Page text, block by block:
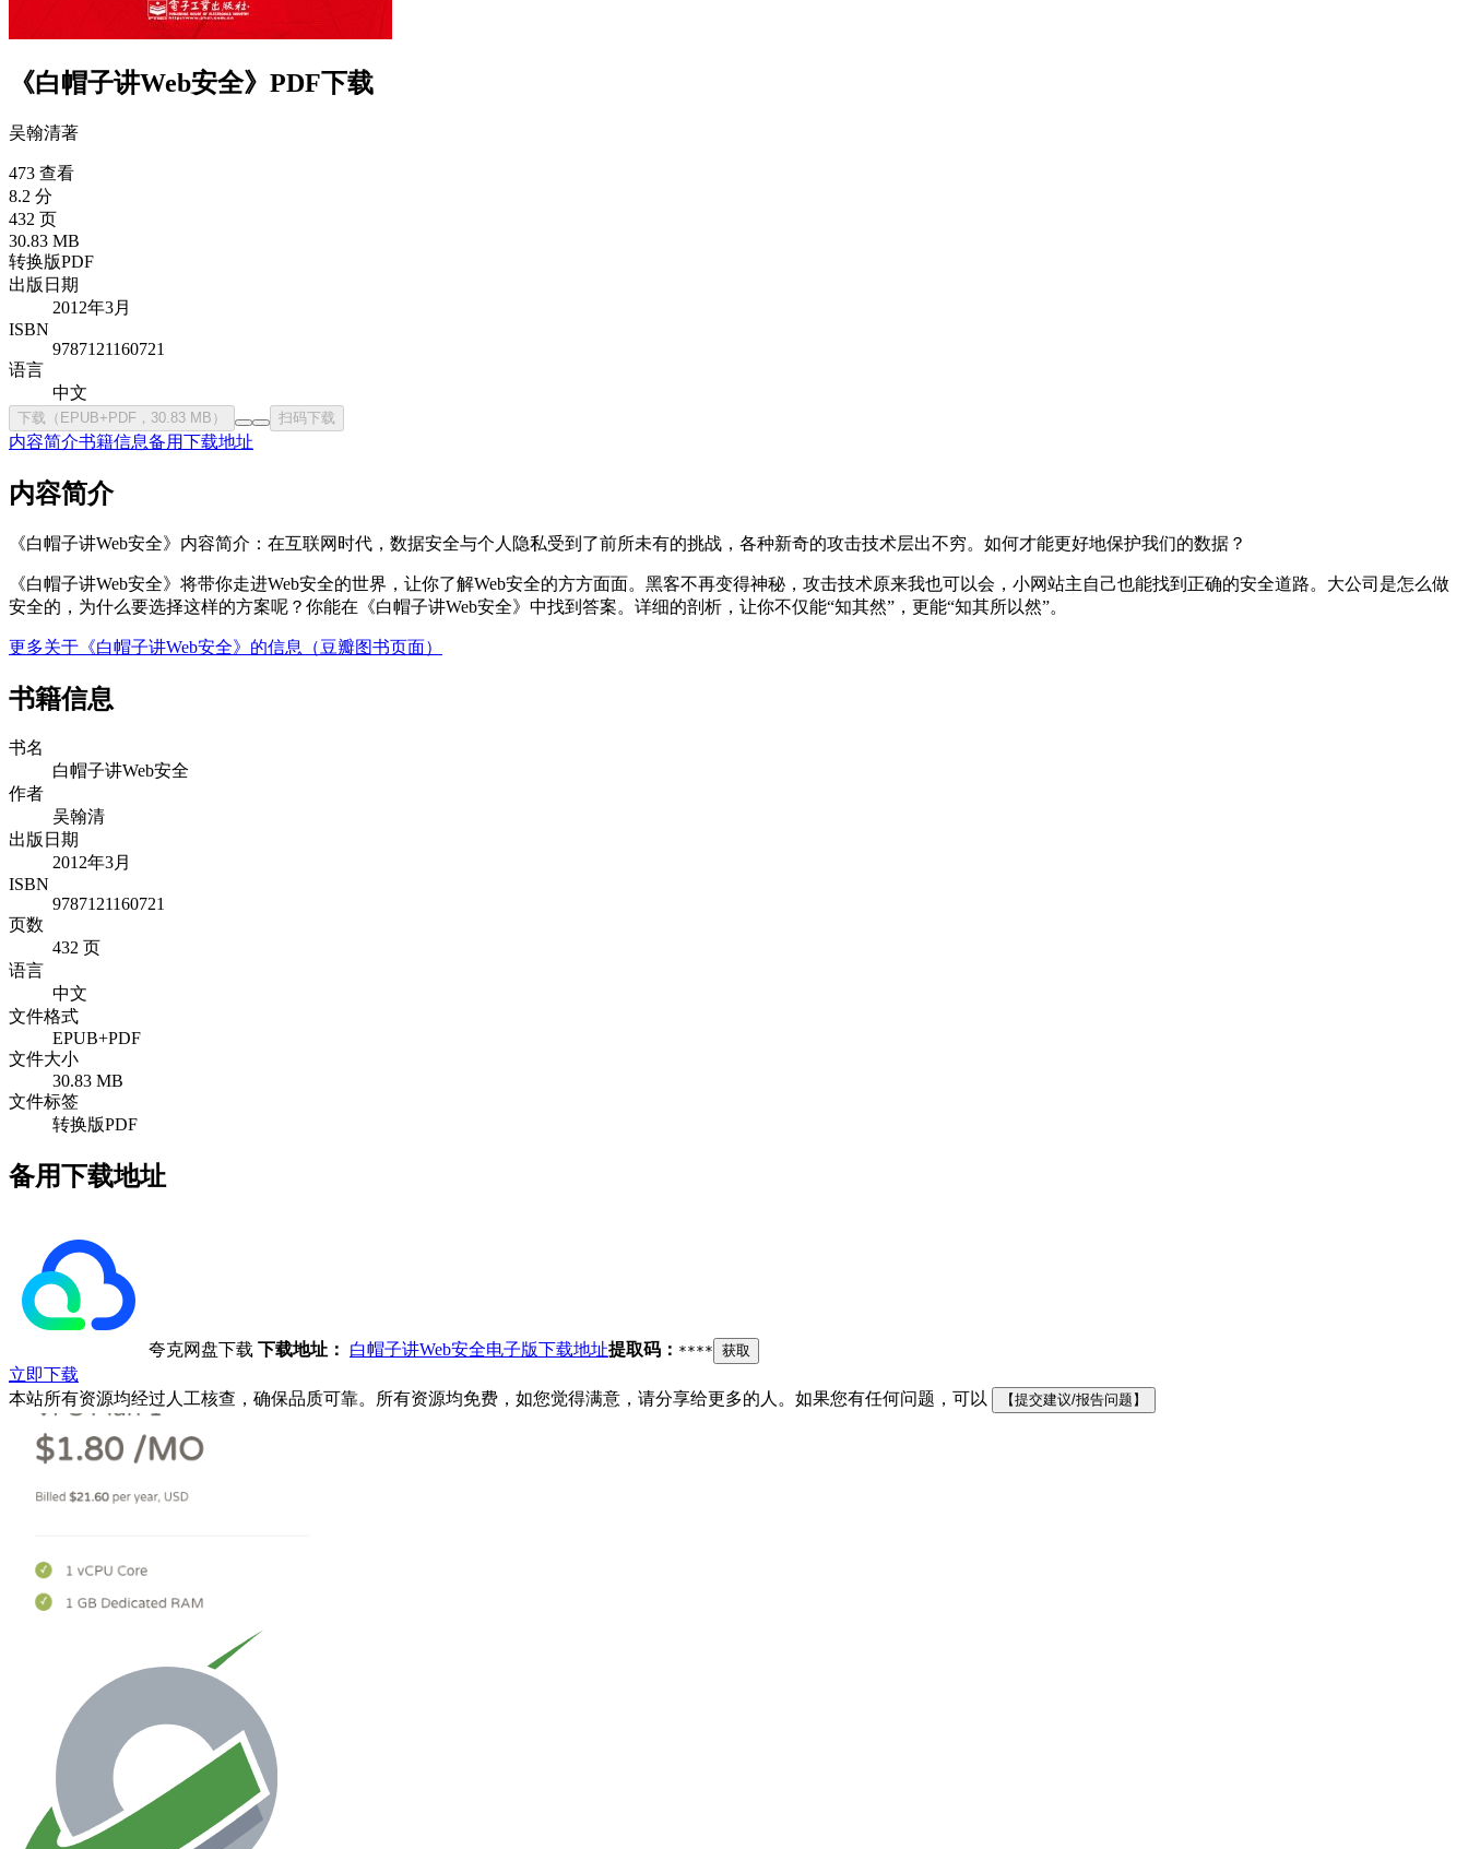
《白帽子讲Web安全》PDF下载
吴翰清著
473 查看
8.2 分
432 页
30.83 MB
转换版PDF
出版日期
2012年3月
ISBN
9787121160721
语言
中文
下载（EPUB+PDF，30.83 MB） 扫码下载
内容简介书籍信息备用下载地址
内容简介
《白帽子讲Web安全》内容简介：在互联网时代，数据安全与个人隐私受到了前所未有的挑战，各种新奇的攻击技术层出不穷。如何才能更好地保护我们的数据？
《白帽子讲Web安全》将带你走进Web安全的世界，让你了解Web安全的方方面面。黑客不再变得神秘，攻击技术原来我也可以会，小网站主自己也能找到正确的安全道路。大公司是怎么做
安全的，为什么要选择这样的方案呢？你能在《白帽子讲Web安全》中找到答案。详细的剖析，让你不仅能“知其然”，更能“知其所以然”。
更多关于《白帽子讲Web安全》的信息（豆瓣图书页面）
书籍信息
书名
白帽子讲Web安全
作者
吴翰清
出版日期
2012年3月
ISBN
9787121160721
页数
432 页
语言
中文
文件格式
EPUB+PDF
文件大小
30.83 MB
文件标签
转换版PDF
备用下载地址
夸克网盘下载 下载地址： 白帽子讲Web安全电子版下载地址提取码： **** 获取
立即下载
本站所有资源均经过人工核查，确保品质可靠。所有资源均免费，如您觉得满意，请分享给更多的人。如果您有任何问题，可以
【提交建议/报告问题】